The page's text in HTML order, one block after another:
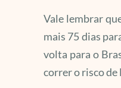
Vale lembrar
mais 75 dias
volta para o
correr o risco de